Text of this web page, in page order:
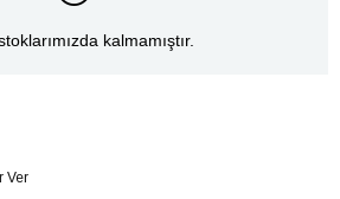
kalmamıştır.
Ver